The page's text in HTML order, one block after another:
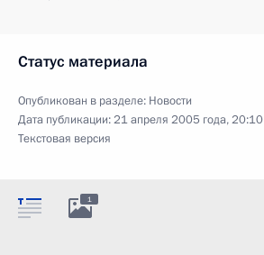
Статус материала
Опубликован в разделе: Новости
Дата публикации:21 апреля 2005 года, 20:10
Текстовая версия
1